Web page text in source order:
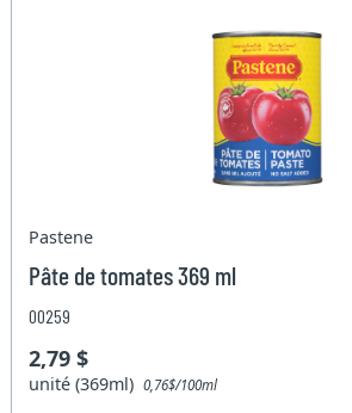
Pastene
Pâte de tomates 369 ml
00259
2,79 $
unité (369ml)0,76$/100ml